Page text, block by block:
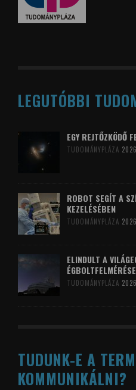
LEGUTÓBBI
EGY REJTŐZKÖDŐ
TUDOMÁNYPLÁZA
ROBOT SEGÍT A
KEZELÉSÉBEN
TUDOMÁNYPLÁZA
ELINDULT A
ÉGBOLTFELMÉRÉSE
TUDOMÁNYPLÁZA
TUDUNK-E A
KOMMUNIKÁLNI?